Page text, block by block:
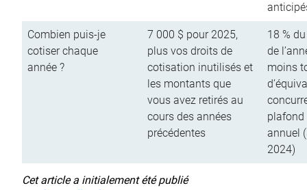
Combien puis-je
cotiser chaque
année ?
7 000 $ pour 2025,
plus vos droits de
cotisation inutilisés et
les montants que
vous avez retirés au
cours des années
précédentes
18 %
de
moins
annuel
2024)
Cet article a initialement été publié